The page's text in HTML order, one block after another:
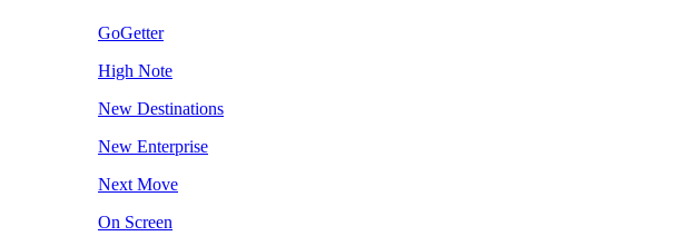
GoGetter
High Note
New Destinations
New Enterprise
Next Move
On Screen